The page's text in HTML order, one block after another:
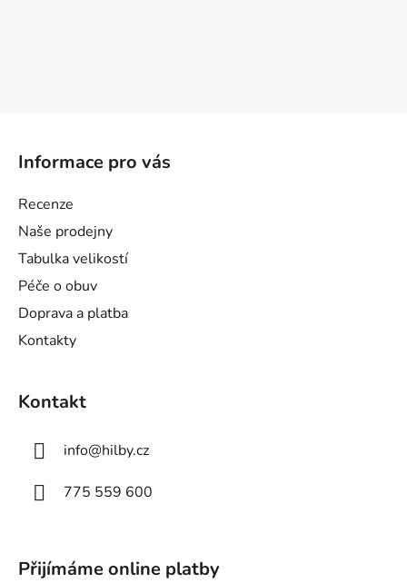
Informace pro vás
Recenze
Naše prodejny
Tabulka velikostí
Péče o obuv
Doprava a platba
Kontakty
Kontakt
info@hilby.cz
775 559 600
Přijímáme online platby